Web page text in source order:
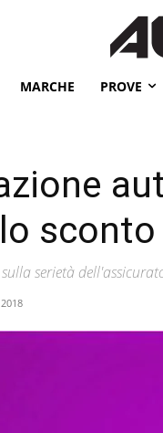
MARCHE PROVE
sconto
serietà